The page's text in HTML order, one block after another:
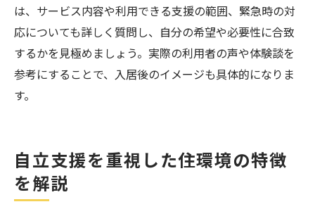
は、サービス内容や利用できる支援の範囲、緊急時の対
応についても詳しく質問し、自分の希望や必要性に合致
するかを見極めましょう。実際の利用者の声や体験談を
参考にすることで、入居後のイメージも具体的になりま
す。
自立支援を重視した住環境の特徴
を解説